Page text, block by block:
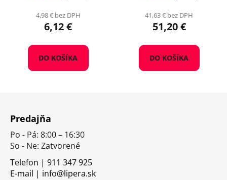
4,98 € bez DPH
6,12 €
DO KOŠÍKA
41,63 € bez DPH
51,20 €
DO KOŠÍKA
Predajňa
Po - Pá: 8:00 – 16:30
So - Ne: Zatvorené
Telefon | 911 347 925
E-mail | info@lipera.sk